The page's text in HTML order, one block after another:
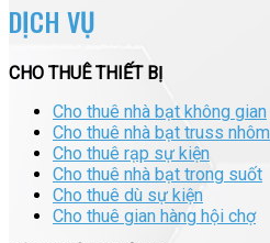
DỊCH VỤ
CHO THUÊ THIẾT BỊ
Cho thuê nhà bạt không gian
Cho thuê nhà bạt truss nhôm
Cho thuê rạp sự kiện
Cho thuê nhà bạt trong suốt
Cho thuê dù sự kiện
Cho thuê gian hàng hội chợ